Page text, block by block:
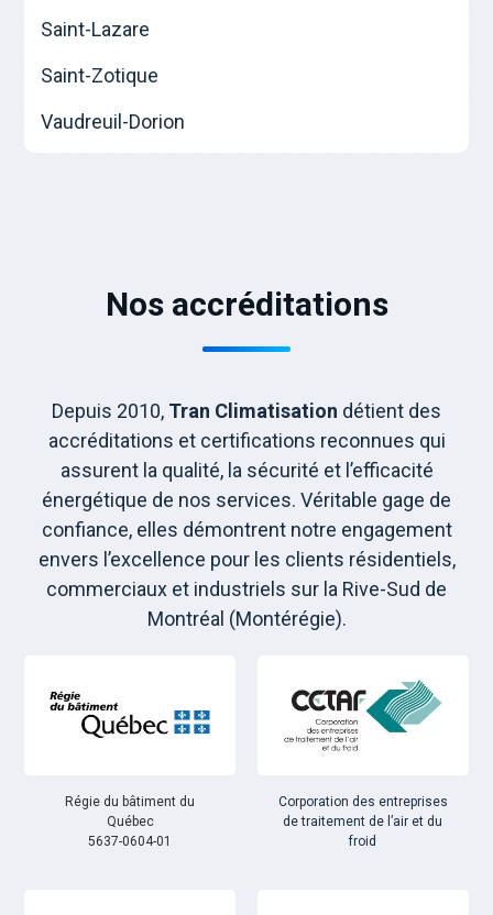
Saint-Lazare
Saint-Zotique
Vaudreuil-Dorion
Nos accréditations
Depuis 2010, Tran Climatisation détient des
accréditations et certifications reconnues qui
assurent la qualité, la sécurité et l’efficacité
énergétique de nos services. Véritable gage de
confiance, elles démontrent notre engagement
envers l’excellence pour les clients résidentiels,
commerciaux et industriels sur la Rive-Sud de
Montréal (Montérégie).
Régie du bâtiment du
Québec
5637-0604-01
Corporation des entreprises
de traitement de l’air et du
froid